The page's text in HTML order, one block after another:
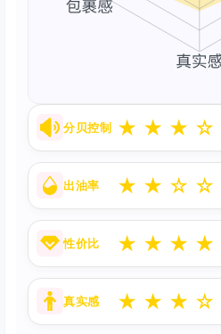
分贝控制 ★ ★ ★ ☆
出油率 ★ ★ ☆ ☆
性价比 ★ ★ ★ ★
真实感 ★ ★ ★ ☆